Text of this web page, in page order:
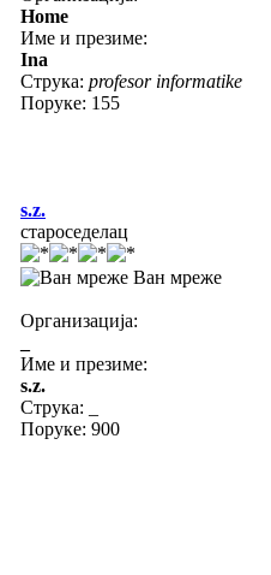
Home
Име и презиме:
Ina
Струка: profesor informatike
Поруке: 155
s.z.
староседелац
Ван мреже
Организација:
Име и презиме:
s.z.
Струка:
Поруке: 900